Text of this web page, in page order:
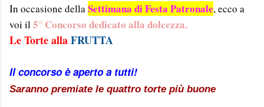
In occasione della Settimana di Festa Patronale, ecco a
voi il 5° Concorso dedicato alla dolcezza.
Le Torte allaFRUTTA
Il concorso è aperto a tutti!
Saranno premiate le quattro torte più buone